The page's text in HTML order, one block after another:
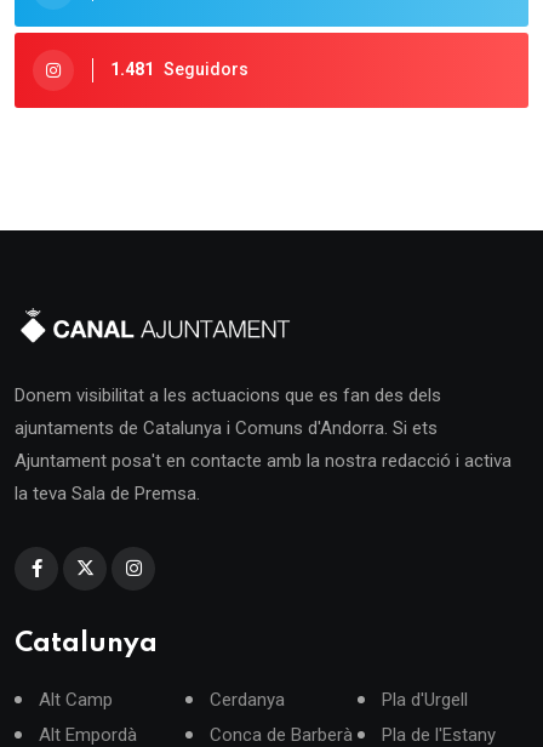
1.481 Seguidors
Donem visibilitat a les actuacions que es fan des dels
ajuntaments de Catalunya i Comuns d'Andorra. Si ets
Ajuntament posa't en contacte amb la nostra redacció i activa
la teva Sala de Premsa.
Catalunya
Alt Camp
Alt Empordà
Cerdanya
Conca de Barberà
Pla d'Urgell
Pla de l'Estany